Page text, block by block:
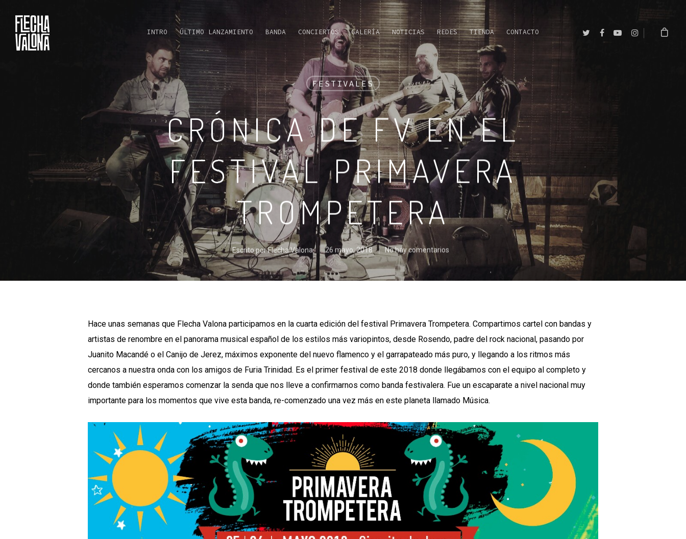
INTRO ÚLTIMO LANZAMIENTO BANDA CONCIERTOS GALERÍA NOTICIAS REDES TIENDA CONTACTO
FESTIVALES
CRÓNICA DE FV EN EL
FESTIVAL PRIMAVERA
TROMPETERA
Escrito porFlecha Valona 26 mayo, 2018 No hay comentarios
Hace unas semanas que Flecha Valona participamos en la cuarta edición del festival Primavera Trompetera. Compartimos cartel con bandas y
artistas de renombre en el panorama musical español de los estilos más variopintos, desde Rosendo, padre del rock nacional, pasando por
Juanito Macandé o el Canijo de Jerez, máximos exponente del nuevo flamenco y el garrapateado más puro, y llegando a los ritmos más
cercanos a nuestra onda con los amigos de Furia Trinidad. Es el primer festival de este 2018 donde llegábamos con el equipo al completo y
donde también esperamos comenzar la senda que nos lleve a confirmarnos como banda festivalera. Fue un escaparate a nivel nacional muy
importante para los momentos que vive esta banda, re-comenzado una vez más en este planeta llamado Música.